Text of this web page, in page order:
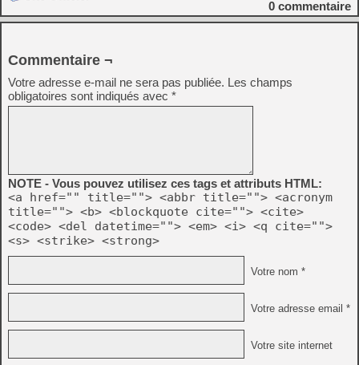
0 commentaire
Commentaire ¬
Votre adresse e-mail ne sera pas publiée. Les champs
obligatoires sont indiqués avec *
NOTE - Vous pouvez utilisez ces tags et attributs HTML:
<a href="" title=""> <abbr title=""> <acronym
title=""> <b> <blockquote cite=""> <cite>
<code> <del datetime=""> <em> <i> <q cite="">
<s> <strike> <strong>
Votre nom *
Votre adresse email *
Votre site internet